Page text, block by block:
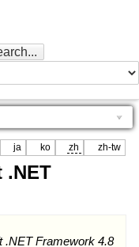
ja ko zh zh-tw
.NET
Framework 4.8